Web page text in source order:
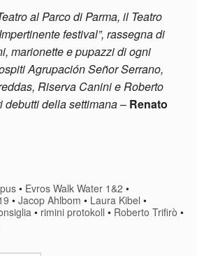
al Parco di Parma, il Teatro
festival”, rassegna di
marionette e pupazzi di ogni
Agrupación Señor Serrano,
Riserva Canini e Roberto
debutti della settimana– Renato
• Evros Walk Water 1&2 •
• Jacop Ahlbom • Laura Kibel •
• rimini protokoll • Roberto Trifirò •